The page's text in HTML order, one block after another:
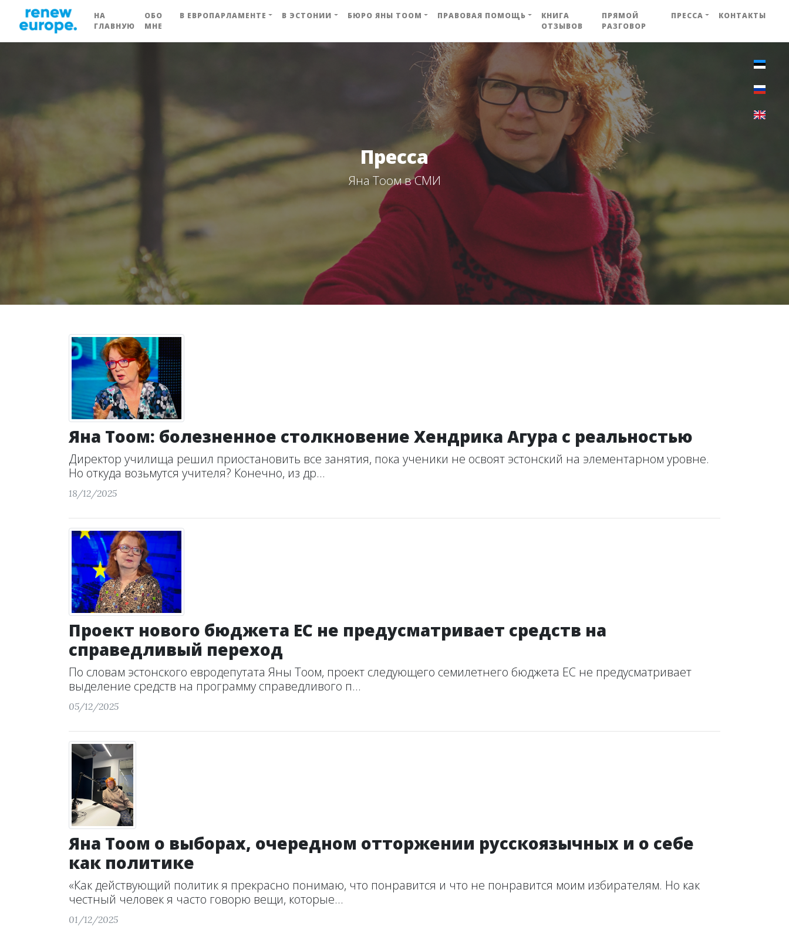
НА
ГЛАВНУЮ
ОБО
МНЕ
В ЕВРОПАРЛАМЕНТЕ В ЭСТОНИИ БЮРО ЯНЫ ТООМ ПРАВОВАЯ ПОМОЩЬ
КНИГА
ОТЗЫВОВ
ПРЯМОЙ
РАЗГОВОР
ПРЕССА КОНТАКТЫ
Пресса
Яна Тоом в СМИ
Яна Тоом: болезненное столкновение Хендрика Агура с реальностью
Директор училища решил приостановить все занятия, пока ученики не освоят эстонский на элементарном уровне.
Но откуда возьмутся учителя? Конечно, из др...
18/12/2025
Проект нового бюджета ЕС не предусматривает средств на
справедливый переход
По словам эстонского евродепутата Яны Тоом, проект следующего семилетнего бюджета ЕС не предусматривает
выделение средств на программу справедливого п...
05/12/2025
Яна Тоом о выборах, очередном отторжении русскоязычных и о себе
как политике
«Как действующий политик я прекрасно понимаю, что понравится и что не понравится моим избирателям. Но как
честный человек я часто говорю вещи, которые...
01/12/2025